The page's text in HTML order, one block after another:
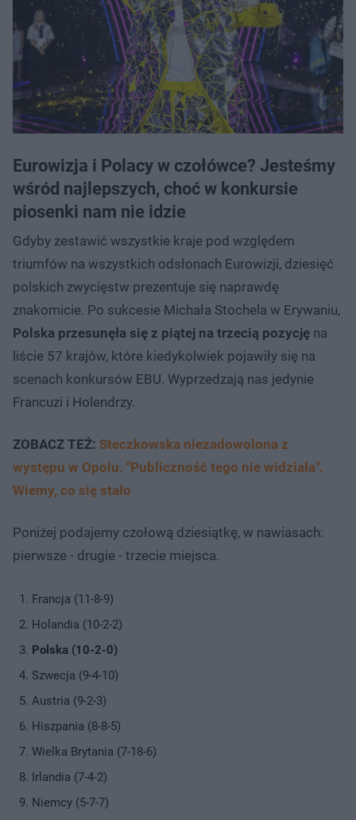
Eurowizja i Polacy w czołówce? Jesteśmy
wśród najlepszych, choć w konkursie
piosenki nam nie idzie
Gdyby zestawić wszystkie kraje pod względem
triumfów na wszystkich odsłonach Eurowizji, dziesięć
polskich zwycięstw prezentuje się naprawdę
znakomicie. Po sukcesie Michała Stochela w Erywaniu,
Polska przesunęła się z piątej na trzecią pozycję na
liście 57 krajów, które kiedykolwiek pojawiły się na
scenach konkursów EBU. Wyprzedzają nas jedynie
Francuzi i Holendrzy.
ZOBACZ TEŻ: Steczkowska niezadowolona z
występu w Opolu. "Publiczność tego nie widziała".
Wiemy, co się stało
Poniżej podajemy czołową dziesiątkę, w nawiasach:
pierwsze - drugie - trzecie miejsca.
Francja (11-8-9)
Holandia (10-2-2)
Polska (10-2-0)
Szwecja (9-4-10)
Austria (9-2-3)
Hiszpania (8-8-5)
Wielka Brytania (7-18-6)
Irlandia (7-4-2)
Niemcy (5-7-7)